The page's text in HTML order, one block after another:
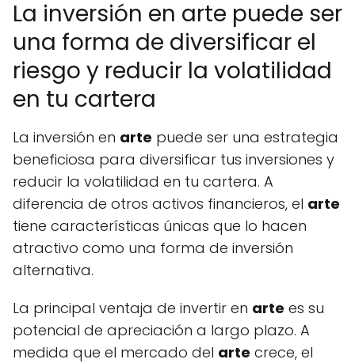
La inversión en arte puede ser
una forma de diversificar el
riesgo y reducir la volatilidad
en tu cartera
La inversión en arte puede ser una estrategia
beneficiosa para diversificar tus inversiones y
reducir la volatilidad en tu cartera. A
diferencia de otros activos financieros, el arte
tiene características únicas que lo hacen
atractivo como una forma de inversión
alternativa.
La principal ventaja de invertir en arte es su
potencial de apreciación a largo plazo. A
medida que el mercado del arte crece, el